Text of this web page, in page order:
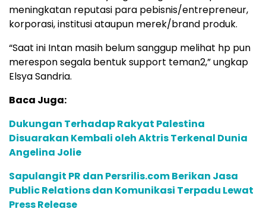
meningkatan reputasi para pebisnis/entrepreneur,
korporasi, institusi ataupun merek/brand produk.
“Saat ini Intan masih belum sanggup melihat hp pun
merespon segala bentuk support teman2,” ungkap
Elsya Sandria.
Baca Juga:
Dukungan Terhadap Rakyat Palestina
Disuarakan Kembali oleh Aktris Terkenal Dunia
Angelina Jolie
Sapulangit PR dan Persrilis.com Berikan Jasa
Public Relations dan Komunikasi Terpadu Lewat
Press Release